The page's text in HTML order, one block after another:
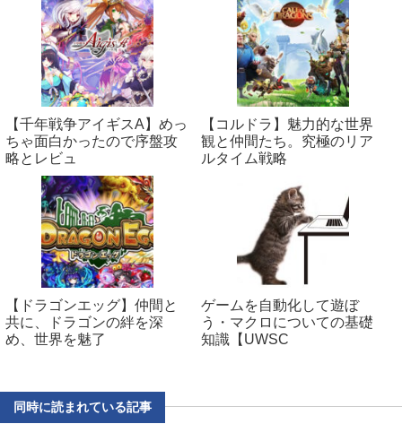
【千年戦争アイギスA】めっ
ちゃ面白かったので序盤攻
略とレビュ
【コルドラ】魅力的な世界
観と仲間たち。究極のリア
ルタイム戦略
【ドラゴンエッグ】仲間と
共に、ドラゴンの絆を深
め、世界を魅了
ゲームを自動化して遊ぼ
う・マクロについての基礎
知識【UWSC
同時に読まれている記事